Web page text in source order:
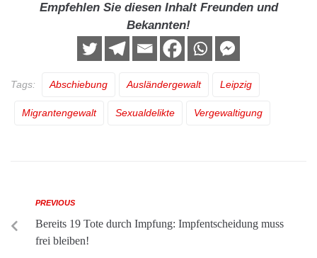
Empfehlen Sie diesen Inhalt Freunden und
Bekannten!
Tags: Abschiebung Ausländergewalt Leipzig
Migrantengewalt Sexualdelikte Vergewaltigung
PREVIOUS
Bereits 19 Tote durch Impfung: Impfentscheidung muss
frei bleiben!